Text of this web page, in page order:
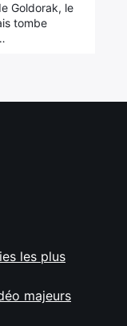
Goldorak, le
tombe
les plus
majeurs